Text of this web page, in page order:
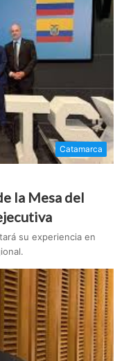
Catamarca
la Mesa del
su experiencia en